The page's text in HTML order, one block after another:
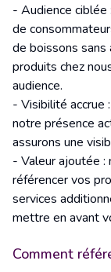
- Audience
de
de boissons sans
produits chez
audience.
- Visibilité accrue
notre présence
assurons une
- Valeur ajoutée :
référencer vos
services
mettre en avant
Comment